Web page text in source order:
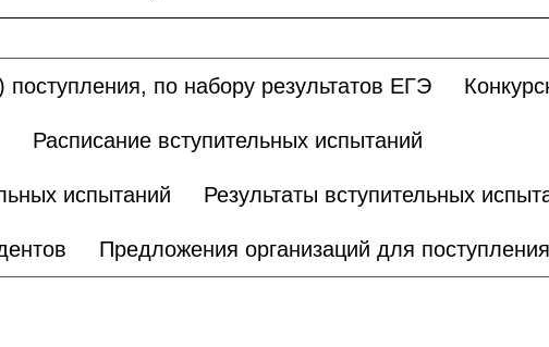
по набору результатов ЕГЭ
Расписание вступительных испытаний
испытаний Результаты вступительных
Предложения организаций для